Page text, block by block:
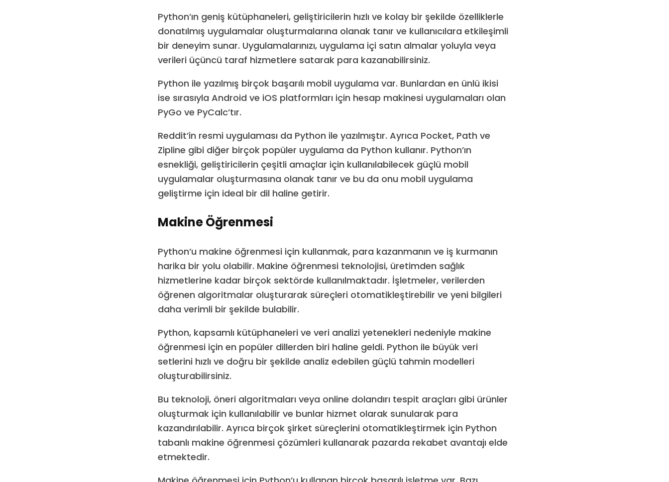
Python’ın geniş kütüphaneleri, geliştiricilerin hızlı ve kolay bir şekilde özelliklerle
donatılmış uygulamalar oluşturmalarına olanak tanır ve kullanıcılara etkileşimli
bir deneyim sunar. Uygulamalarınızı, uygulama içi satın almalar yoluyla veya
verileri üçüncü taraf hizmetlere satarak para kazanabilirsiniz.
Python ile yazılmış birçok başarılı mobil uygulama var. Bunlardan en ünlü ikisi
ise sırasıyla Android ve iOS platformları için hesap makinesi uygulamaları olan
PyGo ve PyCalc’tır.
Reddit’in resmi uygulaması da Python ile yazılmıştır. Ayrıca Pocket, Path ve
Zipline gibi diğer birçok popüler uygulama da Python kullanır. Python’ın
esnekliği, geliştiricilerin çeşitli amaçlar için kullanılabilecek güçlü mobil
uygulamalar oluşturmasına olanak tanır ve bu da onu mobil uygulama
geliştirme için ideal bir dil haline getirir.
Makine Öğrenmesi
Python’u makine öğrenmesi için kullanmak, para kazanmanın ve iş kurmanın
harika bir yolu olabilir. Makine öğrenmesi teknolojisi, üretimden sağlık
hizmetlerine kadar birçok sektörde kullanılmaktadır. İşletmeler, verilerden
öğrenen algoritmalar oluşturarak süreçleri otomatikleştirebilir ve yeni bilgileri
daha verimli bir şekilde bulabilir.
Python, kapsamlı kütüphaneleri ve veri analizi yetenekleri nedeniyle makine
öğrenmesi için en popüler dillerden biri haline geldi. Python ile büyük veri
setlerini hızlı ve doğru bir şekilde analiz edebilen güçlü tahmin modelleri
oluşturabilirsiniz.
Bu teknoloji, öneri algoritmaları veya online dolandırı tespit araçları gibi ürünler
oluşturmak için kullanılabilir ve bunlar hizmet olarak sunularak para
kazandırılabilir. Ayrıca birçok şirket süreçlerini otomatikleştirmek için Python
tabanlı makine öğrenmesi çözümleri kullanarak pazarda rekabet avantajı elde
etmektedir.